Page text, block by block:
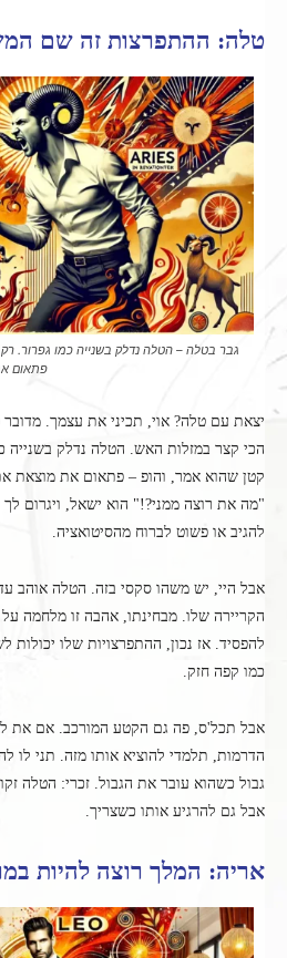
טלה: ההתפרצות זה שם
גבר בטלה – הטלה נדלק בשנייה כמו גפרור.
פתאום
יצאת עם טלה? אוי, תכיני את עצמך.
הכי קצר במזלות האש. הטלה נדלק בשנייה
קטן שהוא אמר, והופ – פתאום את מוצאת
"מה את רוצה ממני?!" הוא ישאל, ויגרום
להגיב או פשוט לברוח מהסיטואציה.
אבל היי, יש משהו סקסי בזה. הטלה אוהב
הקריירה שלו. מבחינתו, אהבה זו מלחמה
להפסיד. אז נכון, ההתפרצויות שלו
כמו קפה חזק.
אבל תכל'ס, פה גם הקטע המורכב. אם את
הדרמות, תלמדי להוציא אותו מזה. תני לו
גבול כשהוא עובר את הגבול. זכרי: הטלה
אבל גם להרגיע אותו כשצריך.
אריה: המלך רוצה להיות